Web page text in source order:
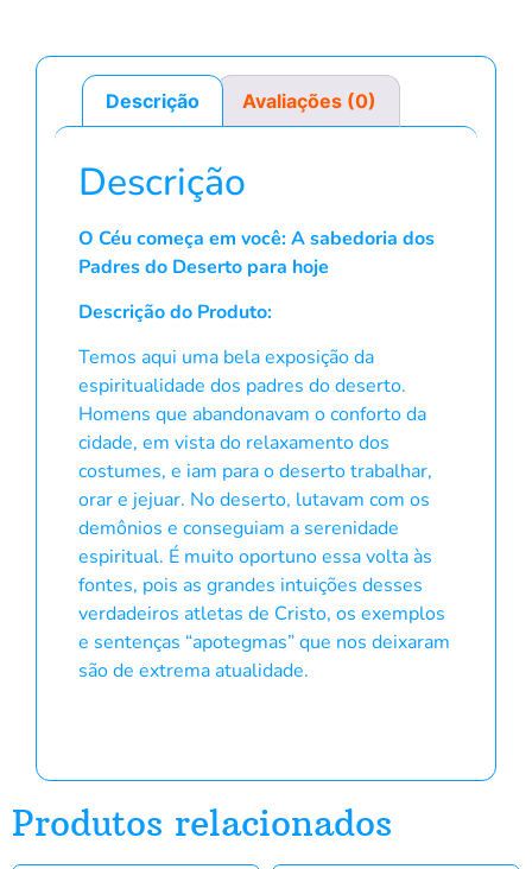
Descrição Avaliações (0)
Descrição
O Céu começa em você: A sabedoria dos
Padres do Deserto para hoje
Descrição do Produto:
Temos aqui uma bela exposição da
espiritualidade dos padres do deserto.
Homens que abandonavam o conforto da
cidade, em vista do relaxamento dos
costumes, e iam para o deserto trabalhar,
orar e jejuar. No deserto, lutavam com os
demônios e conseguiam a serenidade
espiritual. É muito oportuno essa volta às
fontes, pois as grandes intuições desses
verdadeiros atletas de Cristo, os exemplos
e sentenças “apotegmas” que nos deixaram
são de extrema atualidade.
Produtos relacionados